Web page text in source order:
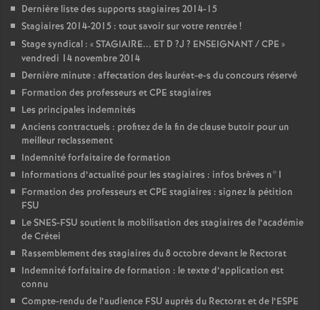
Dernière liste des supports stagiaires 2014-15
Stagiaires 2014-2015 : tout savoir sur votre rentrée!
Stage syndical : «STAGIAIRE... ET D ?J ? ENSEIGNANT/CPE »
vendredi 14 novembre 2014
Dernière minute : affectation des lauréat-e-s du concours réservé
Formation des professeurs etCPE stagiaires
Les principales indemnités
Anciens contractuels : profitez de la fin de clause butoir pour un
meilleur reclassement
Indemnité forfaitaire de formation
Informations d’actualité pour les stagiaires : infos brèves n°1
Formation des professeurs etCPE stagiaires : signez la pétition
FSU
LeSNES-FSU soutient la mobilisation des stagiaires de l’académie
de Crétei
Rassemblement des stagiaires du 8 octobre devant le Rectorat
Indemnité forfaitaire de formation : le texte d’application est
connu
Compte-rendu de l’audience FSU auprès du Rectorat et de l’ESPE